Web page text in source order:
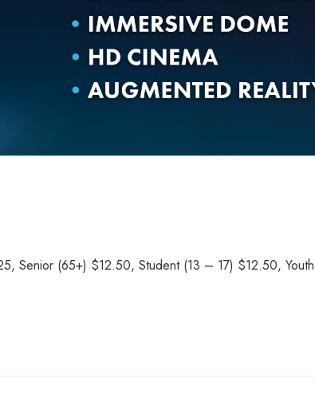
Senior (65+) $12.50, Student (13 – 17) $12.50,